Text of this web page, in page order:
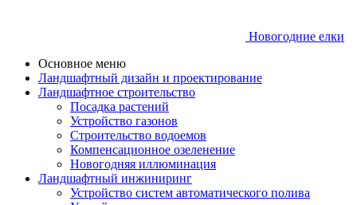
Новогодние елки
Основное меню
Ландшафтный дизайн и проектирование
Ландшафтное строительство
Посадка растений
Устройство газонов
Строительство водоемов
Компенсационное озеленение
Новогодняя иллюминация
Ландшафтный инжиниринг
Устройство систем автоматического полива